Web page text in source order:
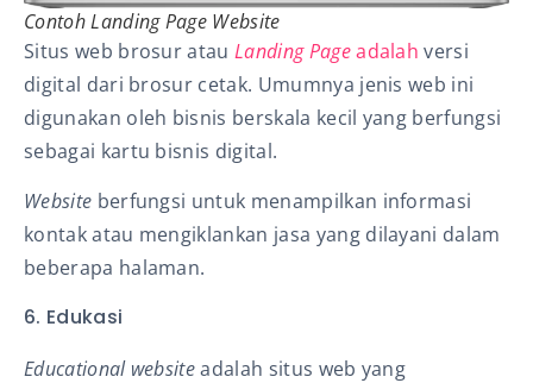
ContohLanding Page Website
Situs web brosur atauLanding Pageadalah versi
digital dari brosur cetak. Umumnya jenis web ini
digunakan oleh bisnis berskala kecil yang berfungsi
sebagai kartu bisnis digital.
Website berfungsi untuk menampilkan informasi
kontak atau mengiklankan jasa yang dilayani dalam
beberapa halaman.
6. Edukasi
Educational websiteadalah situs web yang